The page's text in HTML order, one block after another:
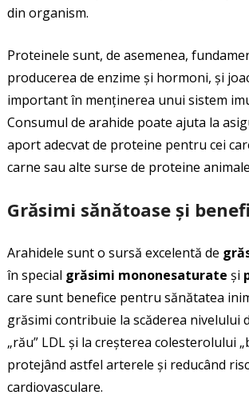
din organism.
Proteinele sunt, de asemenea,
producerea de enzime și hormoni, și
important în menținerea unui sistem
Consumul de arahide poate ajuta la
aport adecvat de proteine pentru cei
carne sau alte surse de proteine
Grăsimi sănătoase și
Arahidele sunt o sursă excelentă de
în special grăsimi mononesaturate și
care sunt benefice pentru sănătatea
grăsimi contribuie la scăderea nivelului
„rău” LDL și la creșterea colesterolului
protejând astfel arterele și reducând
cardiovasculare.